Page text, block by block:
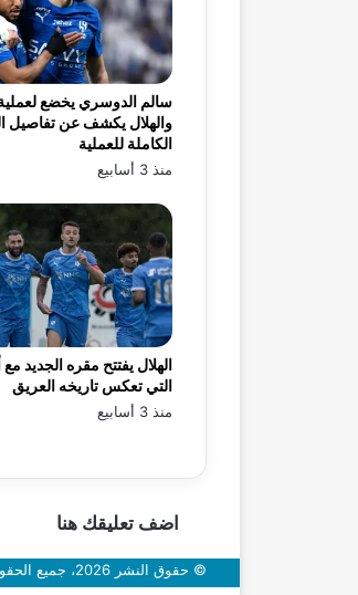
سالم الدوسري يخضع
والهلال يكشف عن تفاصيل
الكاملة للعملية
منذ 3 أسابيع
الهلال يفتتح مقره الجديد مع
التي تعكس تاريخه العريق
منذ 3 أسابيع
اضف تعليقك هنا
© حقوق النشر 2026، جميع الحقوق محفوظة بوابة سعودي اون